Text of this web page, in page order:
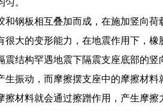
和钢板相互叠加而成，在施加竖向
大的变形能力，在地震作用下，橡
结构罕遇地震下隔震支座底部的竖
振动，而摩擦摆支座中的摩擦材
材料就会通过擦蹭作用，产生摩擦